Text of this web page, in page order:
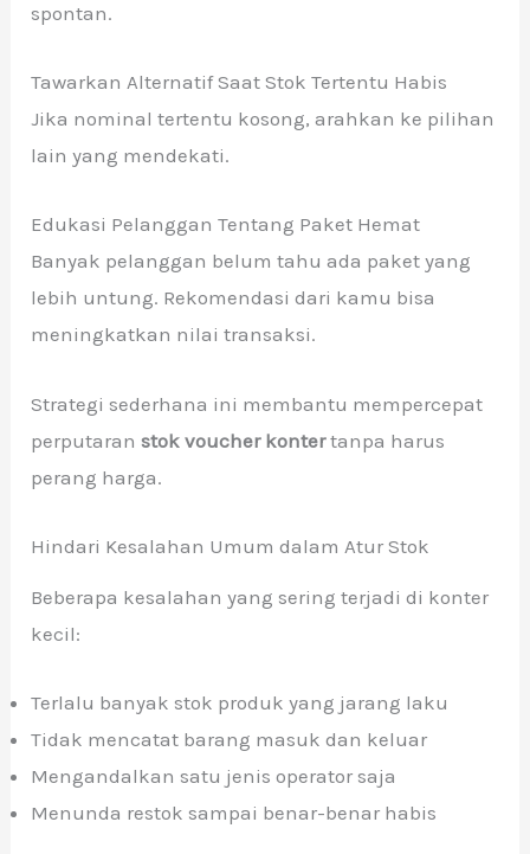
spontan.
Tawarkan Alternatif Saat Stok Tertentu Habis
Jika nominal tertentu kosong, arahkan ke pilihan
lain yang mendekati.
Edukasi Pelanggan Tentang Paket Hemat
Banyak pelanggan belum tahu ada paket yang
lebih untung. Rekomendasi dari kamu bisa
meningkatkan nilai transaksi.
Strategi sederhana ini membantu mempercepat
perputaranstok voucher kontertanpa harus
perang harga.
Hindari Kesalahan Umum dalam Atur Stok
Beberapa kesalahan yang sering terjadi di konter
kecil:
Terlalu banyak stok produk yang jarang laku
Tidak mencatat barang masuk dan keluar
Mengandalkan satu jenis operator saja
Menunda restok sampai benar-benar habis